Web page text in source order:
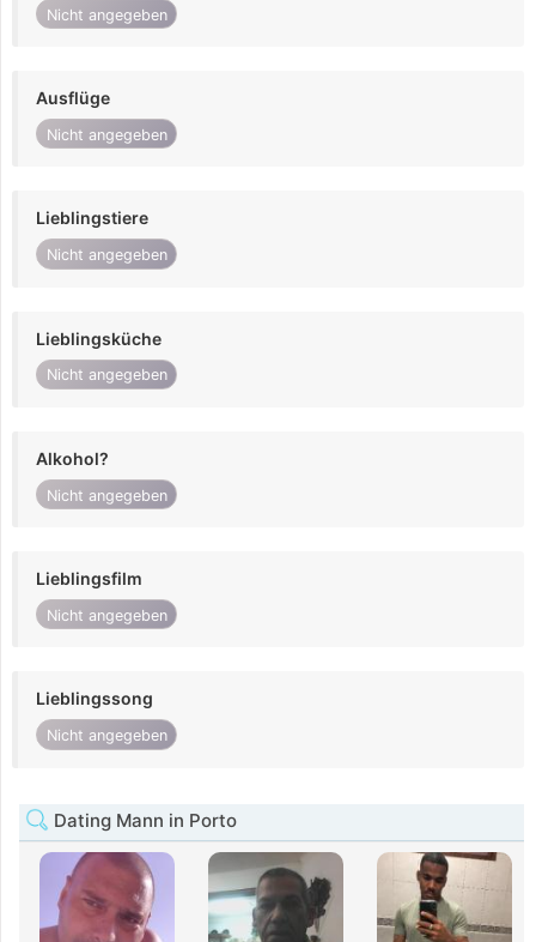
Nicht angegeben
Ausflüge
Nicht angegeben
Lieblingstiere
Nicht angegeben
Lieblingsküche
Nicht angegeben
Alkohol?
Nicht angegeben
Lieblingsfilm
Nicht angegeben
Lieblingssong
Nicht angegeben
Dating Mann in Porto